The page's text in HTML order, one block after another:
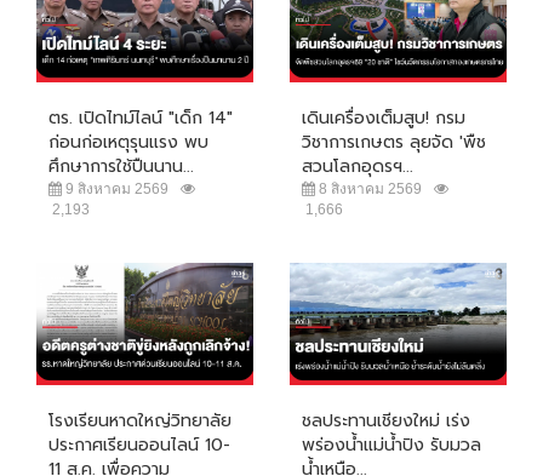
ตร. เปิดไทม์ไลน์ "เด็ก 14"
ก่อนก่อเหตุรุนแรง พบ
ศึกษาการใช้ปืนนาน...
9 สิงหาคม 2569
2,193
เดินเครื่องเต็มสูบ! กรม
วิชาการเกษตร ลุยจัด 'พืช
สวนโลกอุดรฯ...
8 สิงหาคม 2569
1,666
โรงเรียนหาดใหญ่วิทยาลัย
ประกาศเรียนออนไลน์ 10-
11 ส.ค. เพื่อความ
ชลประทานเชียงใหม่ เร่ง
พร่องน้ำแม่น้ำปิง รับมวล
น้ำเหนือ...